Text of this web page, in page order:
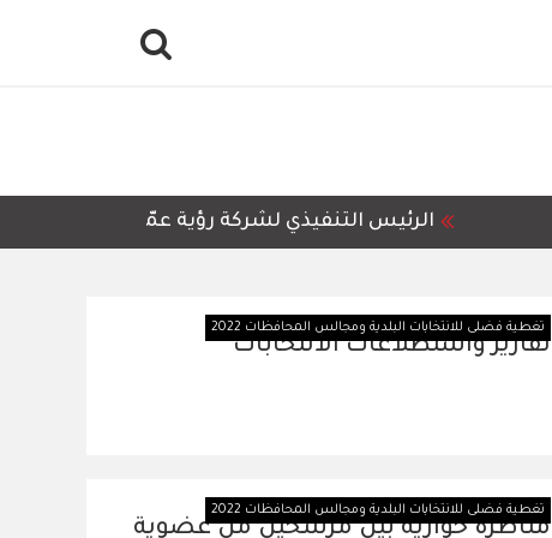
الرئيس التنفيذي لشركة رؤية عمّان للمعالجة
تغطية فضلى للانتخابات البلدية ومجالس المحافظات 2022
تقارير واستطلاعات الانتخابات
تغطية فضلى للانتخابات البلدية ومجالس المحافظات 2022
مناظرة حوارية بين مرشحين من عضوية